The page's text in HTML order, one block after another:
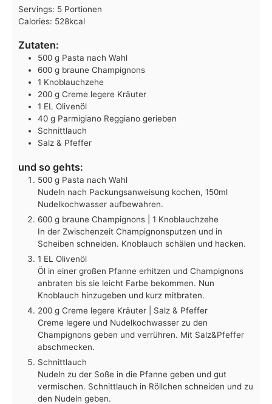
Servings: 5 Portionen
Calories: 528kcal
Zutaten:
500 g Pasta nach Wahl
600 g braune Champignons
1 Knoblauchzehe
200 g Creme legere Kräuter
1 EL Olivenöl
40 g Parmigiano Reggiano gerieben
Schnittlauch
Salz & Pfeffer
und so gehts:
500 g Pasta nach Wahl
Nudeln nach Packungsanweisung kochen, 150ml
Nudelkochwasser aufbewahren.
600 g braune Champignons | 1 Knoblauchzehe
In der Zwischenzeit Champignonsputzen und in
Scheiben schneiden. Knoblauch schälen und hacken.
1 EL Olivenöl
Öl in einer großen Pfanne erhitzen und Champignons
anbraten bis sie leicht Farbe bekommen. Nun
Knoblauch hinzugeben und kurz mitbraten.
200 g Creme legere Kräuter | Salz & Pfeffer
Creme legere und Nudelkochwasser zu den
Champignons geben und verrühren. Mit Salz&Pfeffer
abschmecken.
Schnittlauch
Nudeln zu der Soße in die Pfanne geben und gut
vermischen. Schnittlauch in Röllchen schneiden und zu
den Nudeln geben.